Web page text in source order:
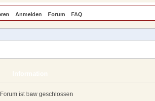
Anmelden Forum FAQ
ist baw geschlossen